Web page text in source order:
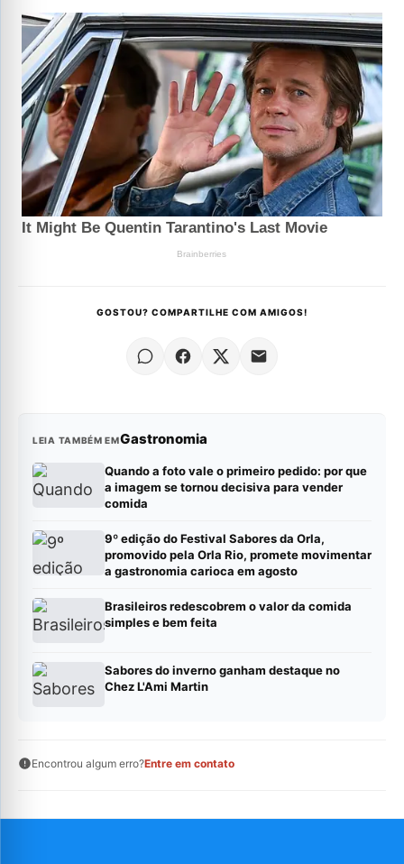
GOSTOU? COMPARTILHE COM AMIGOS!
LEIA TAMBÉM EMGastronomia
Quando a foto vale o primeiro pedido: por que
a imagem se tornou decisiva para vender
comida
9º edição do Festival Sabores da Orla,
promovido pela Orla Rio, promete movimentar
a gastronomia carioca em agosto
Brasileiros redescobrem o valor da comida
simples e bem feita
Sabores do inverno ganham destaque no
Chez L'Ami Martin
Encontrou algum erro?Entre em contato